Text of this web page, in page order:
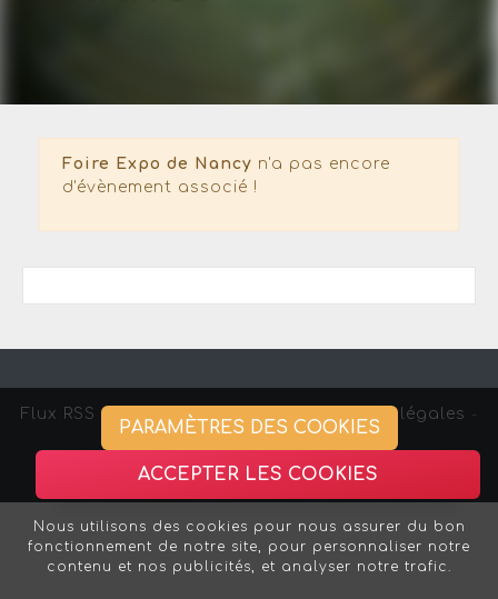
Foire Expo de Nancy n'a pas encore
d'évènement associé !
Flux RSS - Gestion des cookies - Mentions légales
Association Strasbourg Curieux
PARAMÈTRES DES COOKIES
ACCEPTER LES COOKIES
Nous utilisons des cookies pour nous assurer du bon
fonctionnement de notre site, pour personnaliser notre
contenu et nos publicités, et analyser notre trafic.